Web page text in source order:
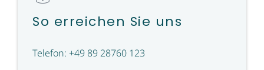
So erreichen Sie uns
Telefon: +49 89 28760 123